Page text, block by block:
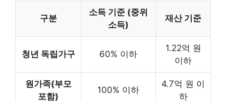
구분
소득 기준 (중위
소득)
재산 기준
청년 독립가구 60% 이하
1.22억 원
이하
원가족(부모
포함)
100% 이하
4.7억 원 이
하